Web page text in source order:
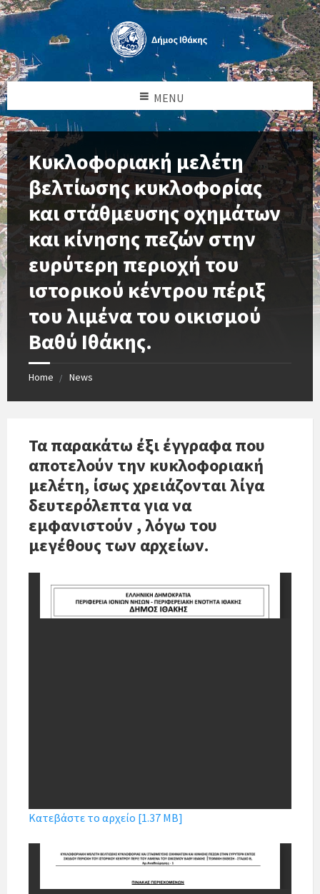
MENU
Κυκλοφοριακή μελέτη
βελτίωσης κυκλοφορίας
και στάθμευσης οχημάτων
και κίνησης πεζών στην
ευρύτερη περιοχή του
ιστορικού κέντρου πέριξ
του λιμένα του οικισμού
Βαθύ Ιθάκης.
Home News
Τα παρακάτω έξι έγγραφα που
αποτελούν την κυκλοφοριακή
μελέτη, ίσως χρειάζονται λίγα
δευτερόλεπτα για να
εμφανιστούν , λόγω του
μεγέθους των αρχείων.
Κατεβάστε το αρχείο [1.37 MB]